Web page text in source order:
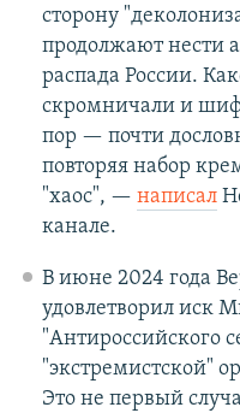
сторону
продолжают нести
распада России.
скромничали и
пор — почти
повторяя набор
"хаос", — написал
канале.
В июне 2024 года
удовлетворил иск
"Антироссийского
"экстремистской"
Это не первый